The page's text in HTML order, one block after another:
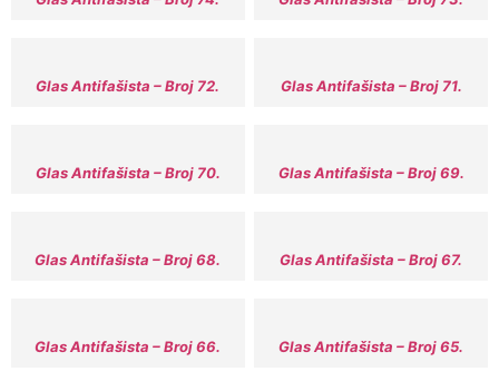
Glas Antifašista – Broj 72. Glas Antifašista – Broj 71.
Glas Antifašista – Broj 70. Glas Antifašista – Broj 69.
Glas Antifašista – Broj 68. Glas Antifašista – Broj 67.
Glas Antifašista – Broj 66. Glas Antifašista – Broj 65.